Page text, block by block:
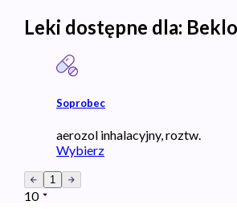
Leki dostępne dla:
Soprobec
aerozol inhalacyjny, roztw.
Wybierz
1
10